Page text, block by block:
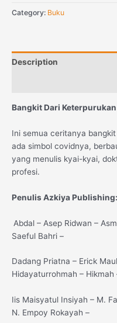
Category: Buku
Description
Bangkit Dari Keterpurukan
Ini semua ceritanya
ada simbol covidnya,
yang menulis kyai-kyai,
profesi.
Penulis Azkiya Publishing:
Abdal – Asep Ridwan –
Saeful Bahri –
Dadang Priatna – Erick
Hidayaturrohmah – Hikmah
Iis Maisyatul Insiyah – M.
N. Empoy Rokayah –